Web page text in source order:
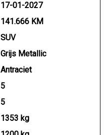
17-01-2027
141.666 KM
SUV
Grijs Metallic
Antraciet
5
5
1353 kg